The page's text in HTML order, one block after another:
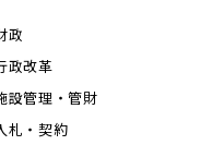
政
政改革
設管理・管財
札・契約